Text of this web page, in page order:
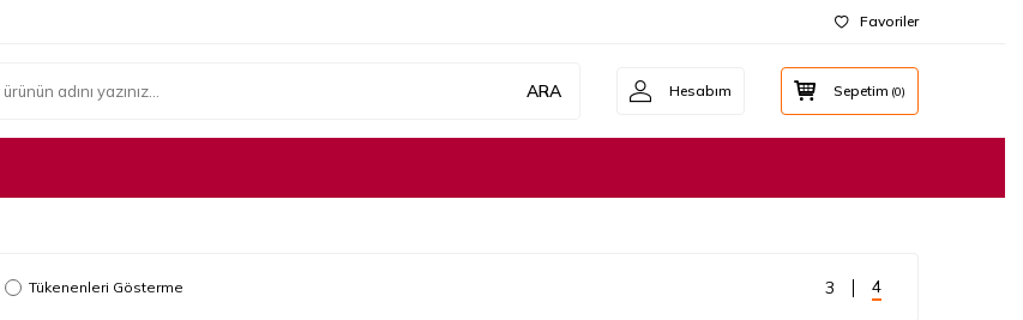
Favoriler
ARA Hesabım Sepetim (0)
Tükenenleri Gösterme 3 4